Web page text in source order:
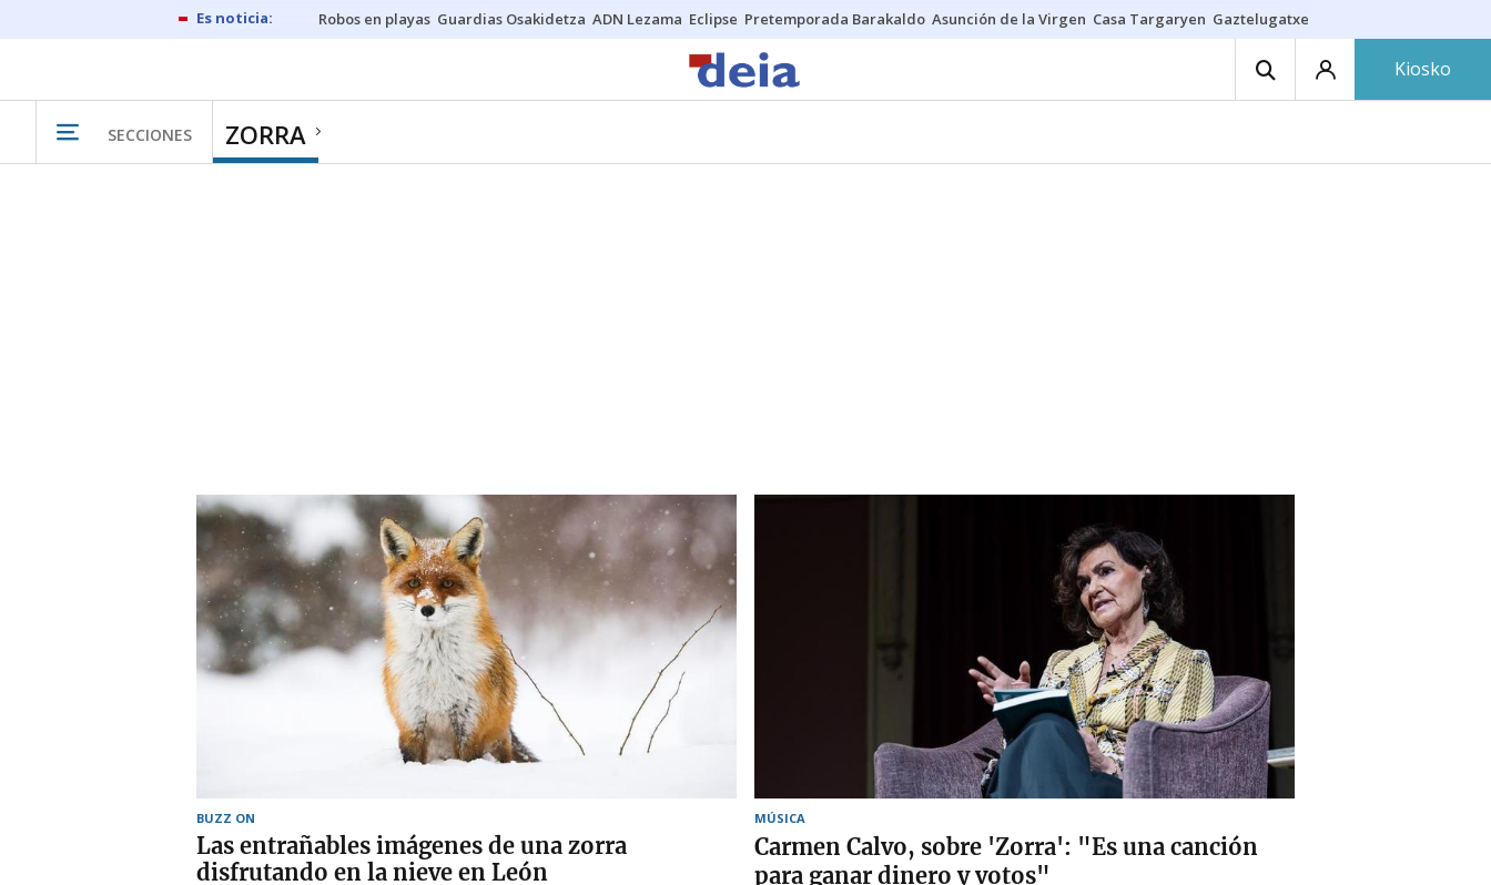
Robos en playas Guardias Osakidetza ADN Lezama Eclipse Pretemporada Barakaldo Asunción de la Virgen Casa Targaryen Gaztelugatxe
Kiosko
SECCIONES ZORRA
BUZZ ON
Las entrañables imágenes de una zorra
disfrutando en la nieve en León
MÚSICA
Carmen Calvo, sobre 'Zorra': "Es una canción
para ganar dinero y votos"